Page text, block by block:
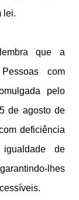
lei.
que a
com
pelo
de agosto de
deficiência
de
lhes